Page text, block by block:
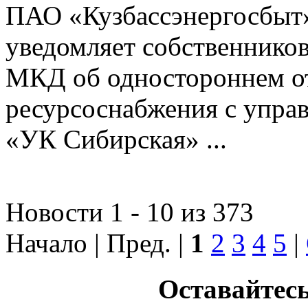
ПАО
уведомляет
МКД об одностороннем
ресурсоснабжения с
«УК Сибирская» ...
Новости 1 - 10 из 373
Начало | Пред. | 1 2 3 4 5 |